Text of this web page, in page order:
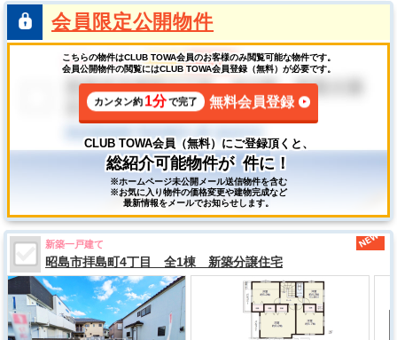
会員限定公開物件
こちらの物件はCLUB TOWA会員のお客様のみ閲覧可能な物件です。
会員公開物件の閲覧にはCLUB TOWA会員登録（無料）が必要です。
カンタン約 1分 で完了 無料会員登録
CLUB TOWA会員（無料）にご登録頂くと、
総紹介可能物件が 件に！
※ホームページ未公開メール送信物件を含む
※お気に入り物件の価格変更や建物完成など
最新情報をメールでお知らせします。
新築一戸建て
昭島市拝島町4丁目 全1棟 新築分譲住宅